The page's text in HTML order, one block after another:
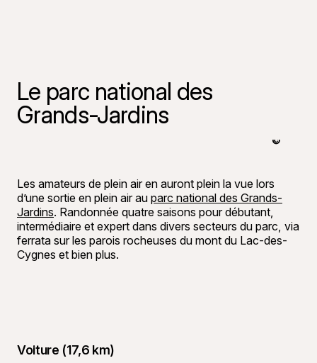
Le parc national des
Grands-Jardins
Alexis
©
Les amateurs de plein air en auront plein la vue lors
d’une sortie en plein air au parc national des Grands-
Jardins. Randonnée quatre saisons pour débutant,
intermédiaire et expert dans divers secteurs du parc, via
ferrata sur les parois rocheuses du mont du Lac-des-
Cygnes et bien plus.
Voiture (17,6 km)